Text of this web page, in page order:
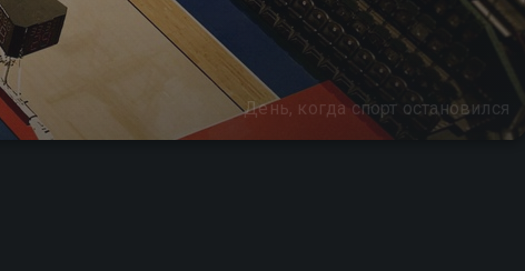
День, когда спорт остановился